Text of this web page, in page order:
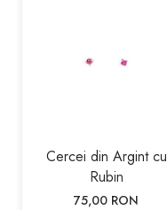
Cercei din Argint cu
Rubin
75,00 RON